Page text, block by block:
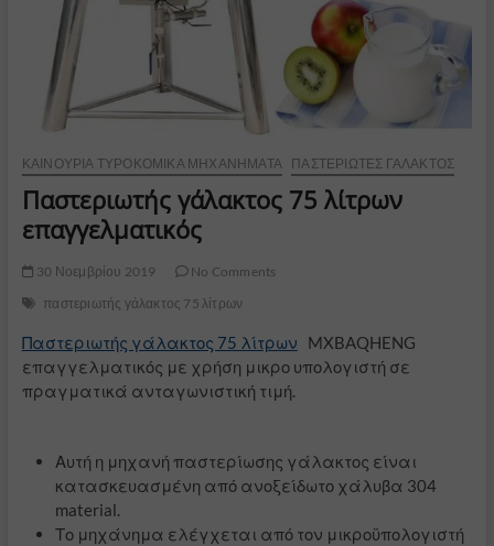
ΚΑΙΝΟΎΡΙΑ ΤΥΡΟΚΟΜΙΚΆ ΜΗΧΑΝΉΜΑΤΑ ΠΑΣΤΕΡΙΩΤΈΣ ΓΆΛΑΚΤΟΣ
Παστεριωτής γάλακτος 75 λίτρων
επαγγελματικός
30 Νοεμβρίου 2019
No Comments
παστεριωτής γάλακτος 75 λίτρων
Παστεριωτής γάλακτος 75 λίτρων MXBAQHENG
επαγγελματικός με χρήση μικρο υπολογιστή σε
πραγματικά ανταγωνιστική τιμή.
Αυτή η μηχανή παστερίωσης γάλακτος είναι
κατασκευασμένη από ανοξείδωτο χάλυβα 304
material.
Το μηχάνημα ελέγχεται από τον μικροϋπολογιστή